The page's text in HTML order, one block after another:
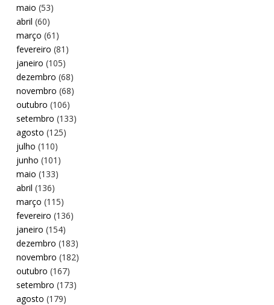
maio (53)
abril (60)
março (61)
fevereiro (81)
janeiro (105)
dezembro (68)
novembro (68)
outubro (106)
setembro (133)
agosto (125)
julho (110)
junho (101)
maio (133)
abril (136)
março (115)
fevereiro (136)
janeiro (154)
dezembro (183)
novembro (182)
outubro (167)
setembro (173)
agosto (179)